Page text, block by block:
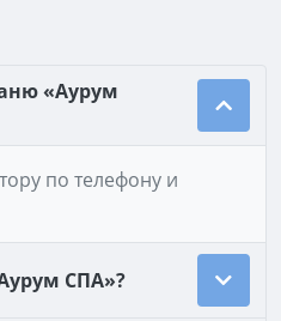
«Аурум
по телефону и
СПА»?